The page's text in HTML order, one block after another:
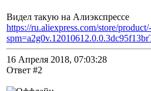
Видел такую на Алиэкспрессе
https://ru.aliexpress.com/store/
16 Апреля 2018, 07:03:28
Ответ #2